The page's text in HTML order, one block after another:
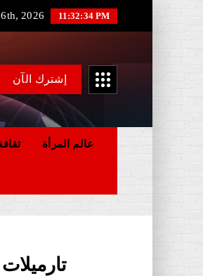
2026 11:32:35 PM
إشترك الآن
عالم المرأة
تارميلات اولماس…